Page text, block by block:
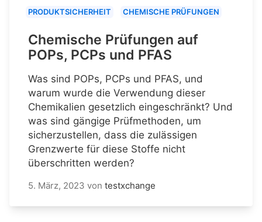
PRODUKTSICHERHEIT CHEMISCHE PRÜFUNGEN
Chemische Prüfungen auf
POPs, PCPs und PFAS
Was sind POPs, PCPs und PFAS, und
warum wurde die Verwendung dieser
Chemikalien gesetzlich eingeschränkt? Und
was sind gängige Prüfmethoden, um
sicherzustellen, dass die zulässigen
Grenzwerte für diese Stoffe nicht
überschritten werden?
5. März, 2023 von testxchange